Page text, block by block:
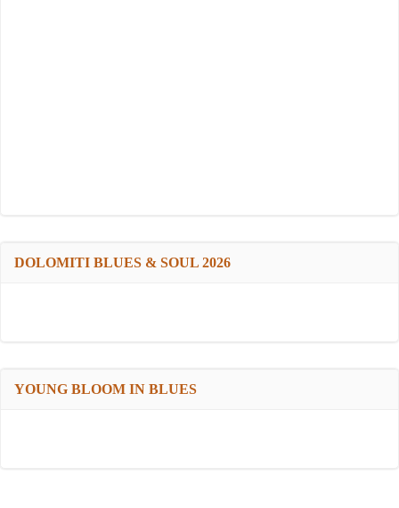
DOLOMITI BLUES & SOUL 2026
YOUNG BLOOM IN BLUES